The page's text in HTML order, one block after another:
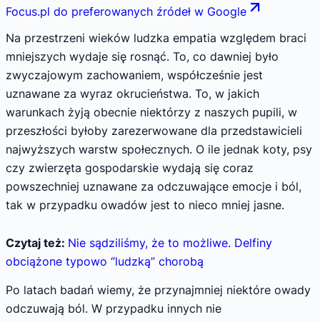
Focus.pl do preferowanych źródeł w Google
Na przestrzeni wieków ludzka empatia względem braci
mniejszych wydaje się rosnąć. To, co dawniej było
zwyczajowym zachowaniem, współcześnie jest
uznawane za wyraz okrucieństwa. To, w jakich
warunkach żyją obecnie niektórzy z naszych pupili, w
przeszłości byłoby zarezerwowane dla przedstawicieli
najwyższych warstw społecznych. O ile jednak koty, psy
czy zwierzęta gospodarskie wydają się coraz
powszechniej uznawane za odczuwające emocje i ból,
tak w przypadku owadów jest to nieco mniej jasne.
Czytaj też: Nie sądziliśmy, że to możliwe. Delfiny
obciążone typowo “ludzką” chorobą
Po latach badań wiemy, że przynajmniej niektóre owady
odczuwają ból. W przypadku innych nie